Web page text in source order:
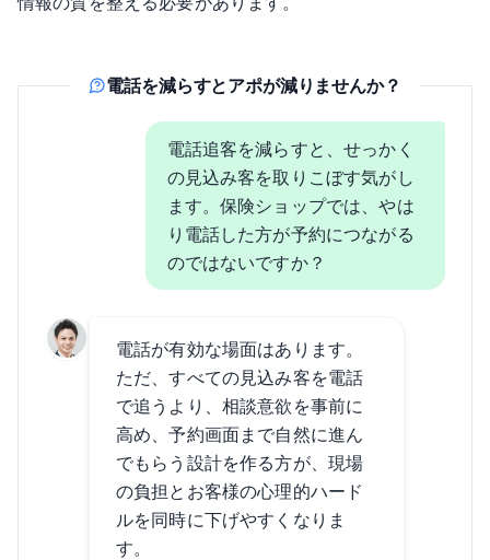
電話を減らすとアポが減りませんか？
電話追客を減らすと、せっかく
の見込み客を取りこぼす気がし
ます。保険ショップでは、やは
り電話した方が予約につながる
のではないですか？
電話が有効な場面はあります。
ただ、すべての見込み客を電話
で追うより、相談意欲を事前に
高め、予約画面まで自然に進ん
でもらう設計を作る方が、現場
の負担とお客様の心理的ハード
ルを同時に下げやすくなりま
す。